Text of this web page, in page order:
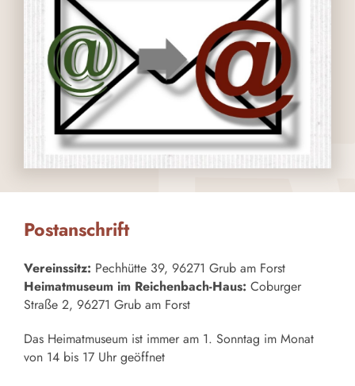
Postanschrift
Vereinssitz: Pechhütte 39, 96271 Grub am Forst
Heimatmuseum im Reichenbach-Haus: Coburger
Straße 2, 96271 Grub am Forst
Das Heimatmuseum ist immer am 1. Sonntag im Monat
von 14 bis 17 Uhr geöffnet